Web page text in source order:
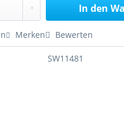
In den
Merken Bewerten
SW11481